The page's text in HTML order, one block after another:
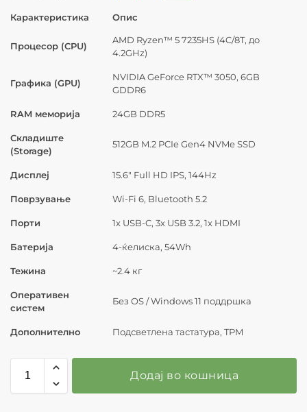
Карактеристика Опис
Процесор (CPU)
AMD Ryzen™ 5 7235HS (4C/8T, до
4.2GHz)
Графика (GPU)
NVIDIA GeForce RTX™ 3050, 6GB
GDDR6
RAM меморија 24GB DDR5
Складиште
(Storage)
512GB M.2 PCIe Gen4 NVMe SSD
Дисплеј 15.6″ Full HD IPS, 144Hz
Поврзување Wi-Fi 6, Bluetooth 5.2
Порти 1x USB-C, 3x USB 3.2, 1x HDMI
Батерија 4-ќелиска, 54Wh
Тежина ~2.4 кг
Оперативен
систем
Без OS / Windows 11 поддршка
Дополнително Подсветлена тастатура, TPM
Додај во кошница